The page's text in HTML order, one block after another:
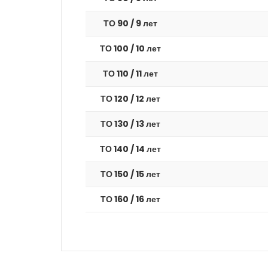
ТО 90 / 9 лет
ТО 100 / 10 лет
ТО 110 / 11 лет
ТО 120 / 12 лет
ТО 130 / 13 лет
ТО 140 / 14 лет
ТО 150 / 15 лет
ТО 160 / 16 лет